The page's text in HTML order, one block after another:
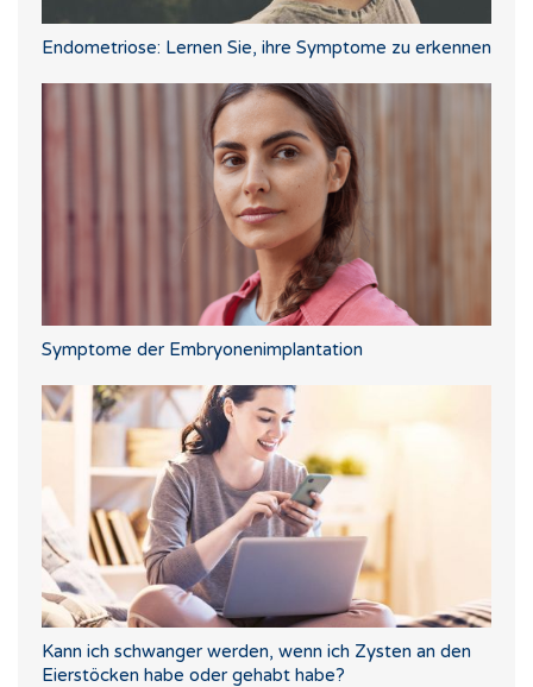
Endometriose: Lernen Sie, ihre Symptome zu erkennen
Symptome der Embryonenimplantation
Kann ich schwanger werden, wenn ich Zysten an den
Eierstöcken habe oder gehabt habe?